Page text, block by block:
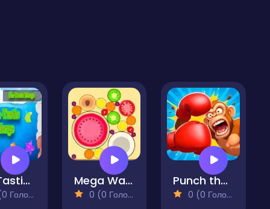
Fin-Tastic Merge Mega Watermelon Merge
0 (0 Голосів)
Punch the Ape
0 (0 Голосів)